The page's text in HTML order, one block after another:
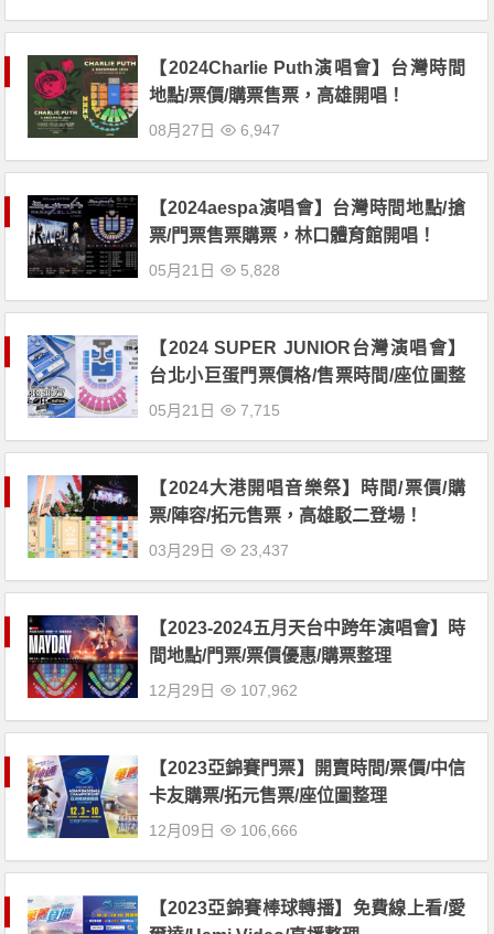
【2024Charlie Puth演唱會】台灣時間
地點/票價/購票售票，高雄開唱！
08月27日 6,947
【2024aespa演唱會】台灣時間地點/搶
票/門票售票購票，林口體育館開唱！
05月21日 5,828
【2024 SUPER JUNIOR台灣演唱會】
台北小巨蛋門票價格/售票時間/座位圖整
理
05月21日 7,715
【2024大港開唱音樂祭】時間/票價/購
票/陣容/拓元售票，高雄駁二登場！
03月29日 23,437
【2023-2024五月天台中跨年演唱會】時
間地點/門票/票價優惠/購票整理
12月29日 107,962
【2023亞錦賽門票】開賣時間/票價/中信
卡友購票/拓元售票/座位圖整理
12月09日 106,666
【2023亞錦賽棒球轉播】免費線上看/愛